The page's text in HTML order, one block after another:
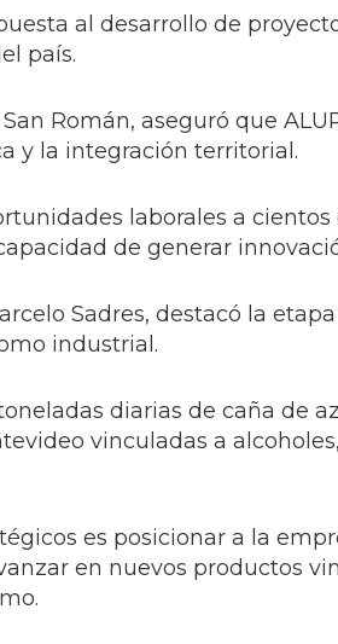
al desarrollo de
país.
Román, aseguró que
y la integración territorial.
laborales a
de generar
Sadres, destacó la
industrial.
diarias de caña de
vinculadas a
es posicionar a la
en nuevos productos